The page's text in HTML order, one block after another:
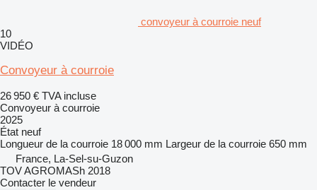
convoyeur à courroie neuf
10
VIDÉO
Convoyeur à courroie
26 950 € TVA incluse
Convoyeur à courroie
2025
État neuf
Longueur de la courroie 18 000 mm Largeur de la courroie 650 mm
France, La-Sel-su-Guzon
TOV AGROMASh 2018
Contacter le vendeur